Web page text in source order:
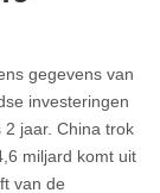
gegevens van
investeringen
2 jaar. China trok
miljard komt uit
van de